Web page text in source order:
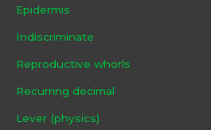
Epidermis
Indiscriminate
Reproductive whorls
Recurring decimal
Lever (physics)